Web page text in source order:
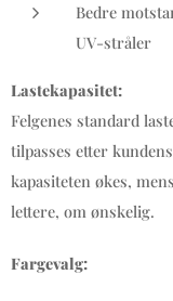
Bedre
UV-stråler
Lastekapasitet:
Felgenes standard
tilpasses etter
kapasiteten økes,
lettere, om ønskelig.
Fargevalg: